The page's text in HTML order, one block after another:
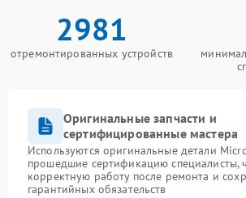
2981
отремонтированных устройств
Оригинальные запчасти и
сертифицированные мастера
Используются оригинальные детали
прошедшие сертификацию специалисты,
корректную работу после ремонта и
гарантийных обязательств